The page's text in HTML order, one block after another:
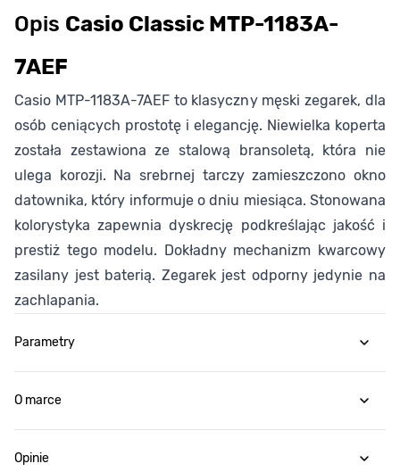
Opis Casio Classic MTP-1183A-
7AEF
Casio MTP-1183A-7AEF to klasyczny męski zegarek, dla
osób ceniących prostotę i elegancję. Niewielka koperta
została zestawiona ze stalową bransoletą, która nie
ulega korozji. Na srebrnej tarczy zamieszczono okno
datownika, który informuje o dniu miesiąca. Stonowana
kolorystyka zapewnia dyskrecję podkreślając jakość i
prestiż tego modelu. Dokładny mechanizm kwarcowy
zasilany jest baterią. Zegarek jest odporny jedynie na
zachlapania.
Parametry
O marce
Opinie